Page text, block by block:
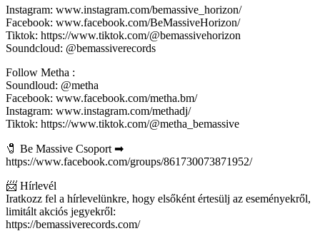
Instagram: www.instagram.com/bemassive_horizon/
Facebook: www.facebook.com/BeMassiveHorizon/
Tiktok: https://www.tiktok.com/@bemassivehorizon
Soundcloud: @bemassiverecords
Follow Metha :
Soundloud: @metha
Facebook: www.facebook.com/metha.bm/
Instagram: www.instagram.com/methadj/
Tiktok: https://www.tiktok.com/@metha_bemassive
🧷 Be Massive Csoport ➡
https://www.facebook.com/groups/861730073871952/
📨 Hírlevél
Iratkozz fel a hírlevelünkre, hogy elsőként értesülj az eseményekről,
limitált akciós jegyekről:
https://bemassiverecords.com/